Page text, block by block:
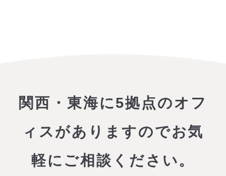
関西・東海に5拠点のオフ
ィスがありますのでお気
軽にご相談ください。